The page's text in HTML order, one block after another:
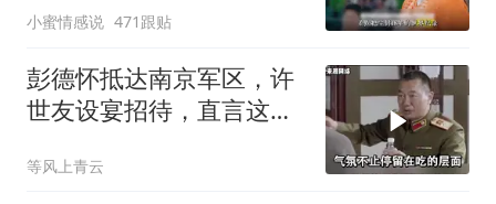
小蜜情感说 471跟贴
彭德怀抵达南京军区，许
世友设宴招待，直言这是
等风上青云